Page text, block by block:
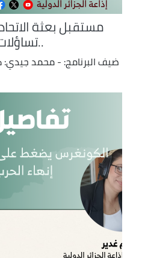
مستقبل بعثة
ضيف البرنامج: - محمد